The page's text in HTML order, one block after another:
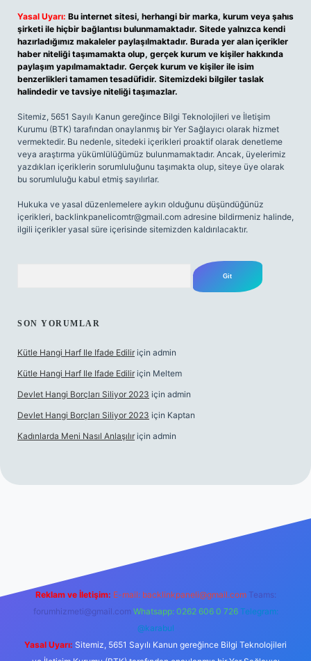
Yasal Uyarı: Bu internet sitesi, herhangi bir marka, kurum veya şahıs
şirketi ile hiçbir bağlantısı bulunmamaktadır. Sitede yalnızca kendi
hazırladığımız makaleler paylaşılmaktadır. Burada yer alan içerikler
haber niteliği taşımamakta olup, gerçek kurum ve kişiler hakkında
paylaşım yapılmamaktadır. Gerçek kurum ve kişiler ile isim
benzerlikleri tamamen tesadüfidir. Sitemizdeki bilgiler taslak
halindedir ve tavsiye niteliği taşımazlar.
Sitemiz, 5651 Sayılı Kanun gereğince Bilgi Teknolojileri ve İletişim
Kurumu (BTK) tarafından onaylanmış bir Yer Sağlayıcı olarak hizmet
vermektedir. Bu nedenle, sitedeki içerikleri proaktif olarak denetleme
veya araştırma yükümlülüğümüz bulunmamaktadır. Ancak, üyelerimiz
yazdıkları içeriklerin sorumluluğunu taşımakta olup, siteye üye olarak
bu sorumluluğu kabul etmiş sayılırlar.
Hukuka ve yasal düzenlemelere aykırı olduğunu düşündüğünüz
içerikleri, backlinkpanelicomtr@gmail.com adresine bildirmeniz halinde,
ilgili içerikler yasal süre içerisinde sitemizden kaldırılacaktır.
SON YORUMLAR
Kütle Hangi Harf Ile Ifade Edilir için admin
Kütle Hangi Harf Ile Ifade Edilir için Meltem
Devlet Hangi Borçları Siliyor 2023 için admin
Devlet Hangi Borçları Siliyor 2023 için Kaptan
Kadınlarda Meni Nasıl Anlaşılır için admin
Betexper giriş adresi
Reklam ve İletişim: E-mail: backlinkpaneli@gmail.com Teams:
forumhizmeti@gmail.com Whatsapp: 0262 606 0 726 Telegram:
@karabul
Yasal Uyarı: Sitemiz, 5651 Sayılı Kanun gereğince Bilgi Teknolojileri